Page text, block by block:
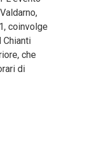
coinvolge
che
di